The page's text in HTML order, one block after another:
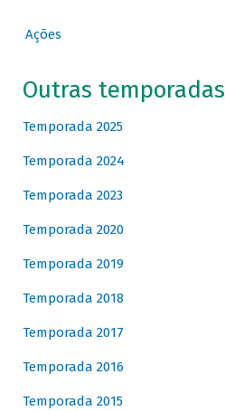
Ações
Outras temporadas
Temporada 2025
Temporada 2024
Temporada 2023
Temporada 2020
Temporada 2019
Temporada 2018
Temporada 2017
Temporada 2016
Temporada 2015